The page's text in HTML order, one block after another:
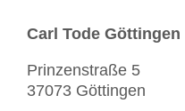
Carl Tode Göttingen
Prinzenstraße 5
37073 Göttingen